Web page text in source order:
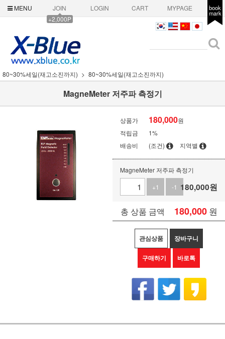
MENU
JOIN
+2,000P
LOGIN CART MYPAGE book
mark
80~30%세일(재고소진까지) 80~30%세일(재고소진까지)
MagneMeter 저주파 측정기
상품가 180,000원
적립금
1%
배송비
(조건) 지역별
MagneMeter 저주파 측정기
+1
-1 180,000원
총 상품 금액 180,000 원
관심상품 장바구니
구매하기 바로톡